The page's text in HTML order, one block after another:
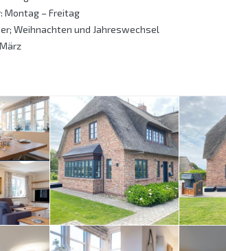
Montag – Freitag
Weihnachten und Jahreswechsel